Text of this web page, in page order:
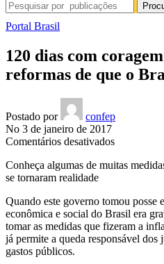
Portal Brasil
120 dias com
reformas de que o
Postado por
confep
No 3 de janeiro de 2017
Comentários desativadosem
dias
para
fazer
as
reformas
Conheça algumas de muitas
se tornaram realidade
Quando este governo tomou posse
econômica e social do Brasil era
tomar as medidas que fizeram a
já permite a queda responsável
gastos públicos.